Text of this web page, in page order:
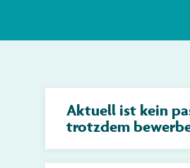
Aktuell ist kein
trotzdem